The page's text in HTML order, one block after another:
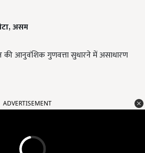
असम
आनुवंशिक गुणवत्ता सुधारने में असाधारण
ADVERTISEMENT